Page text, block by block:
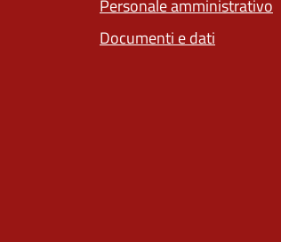
Personale amministrativo
Documenti e dati